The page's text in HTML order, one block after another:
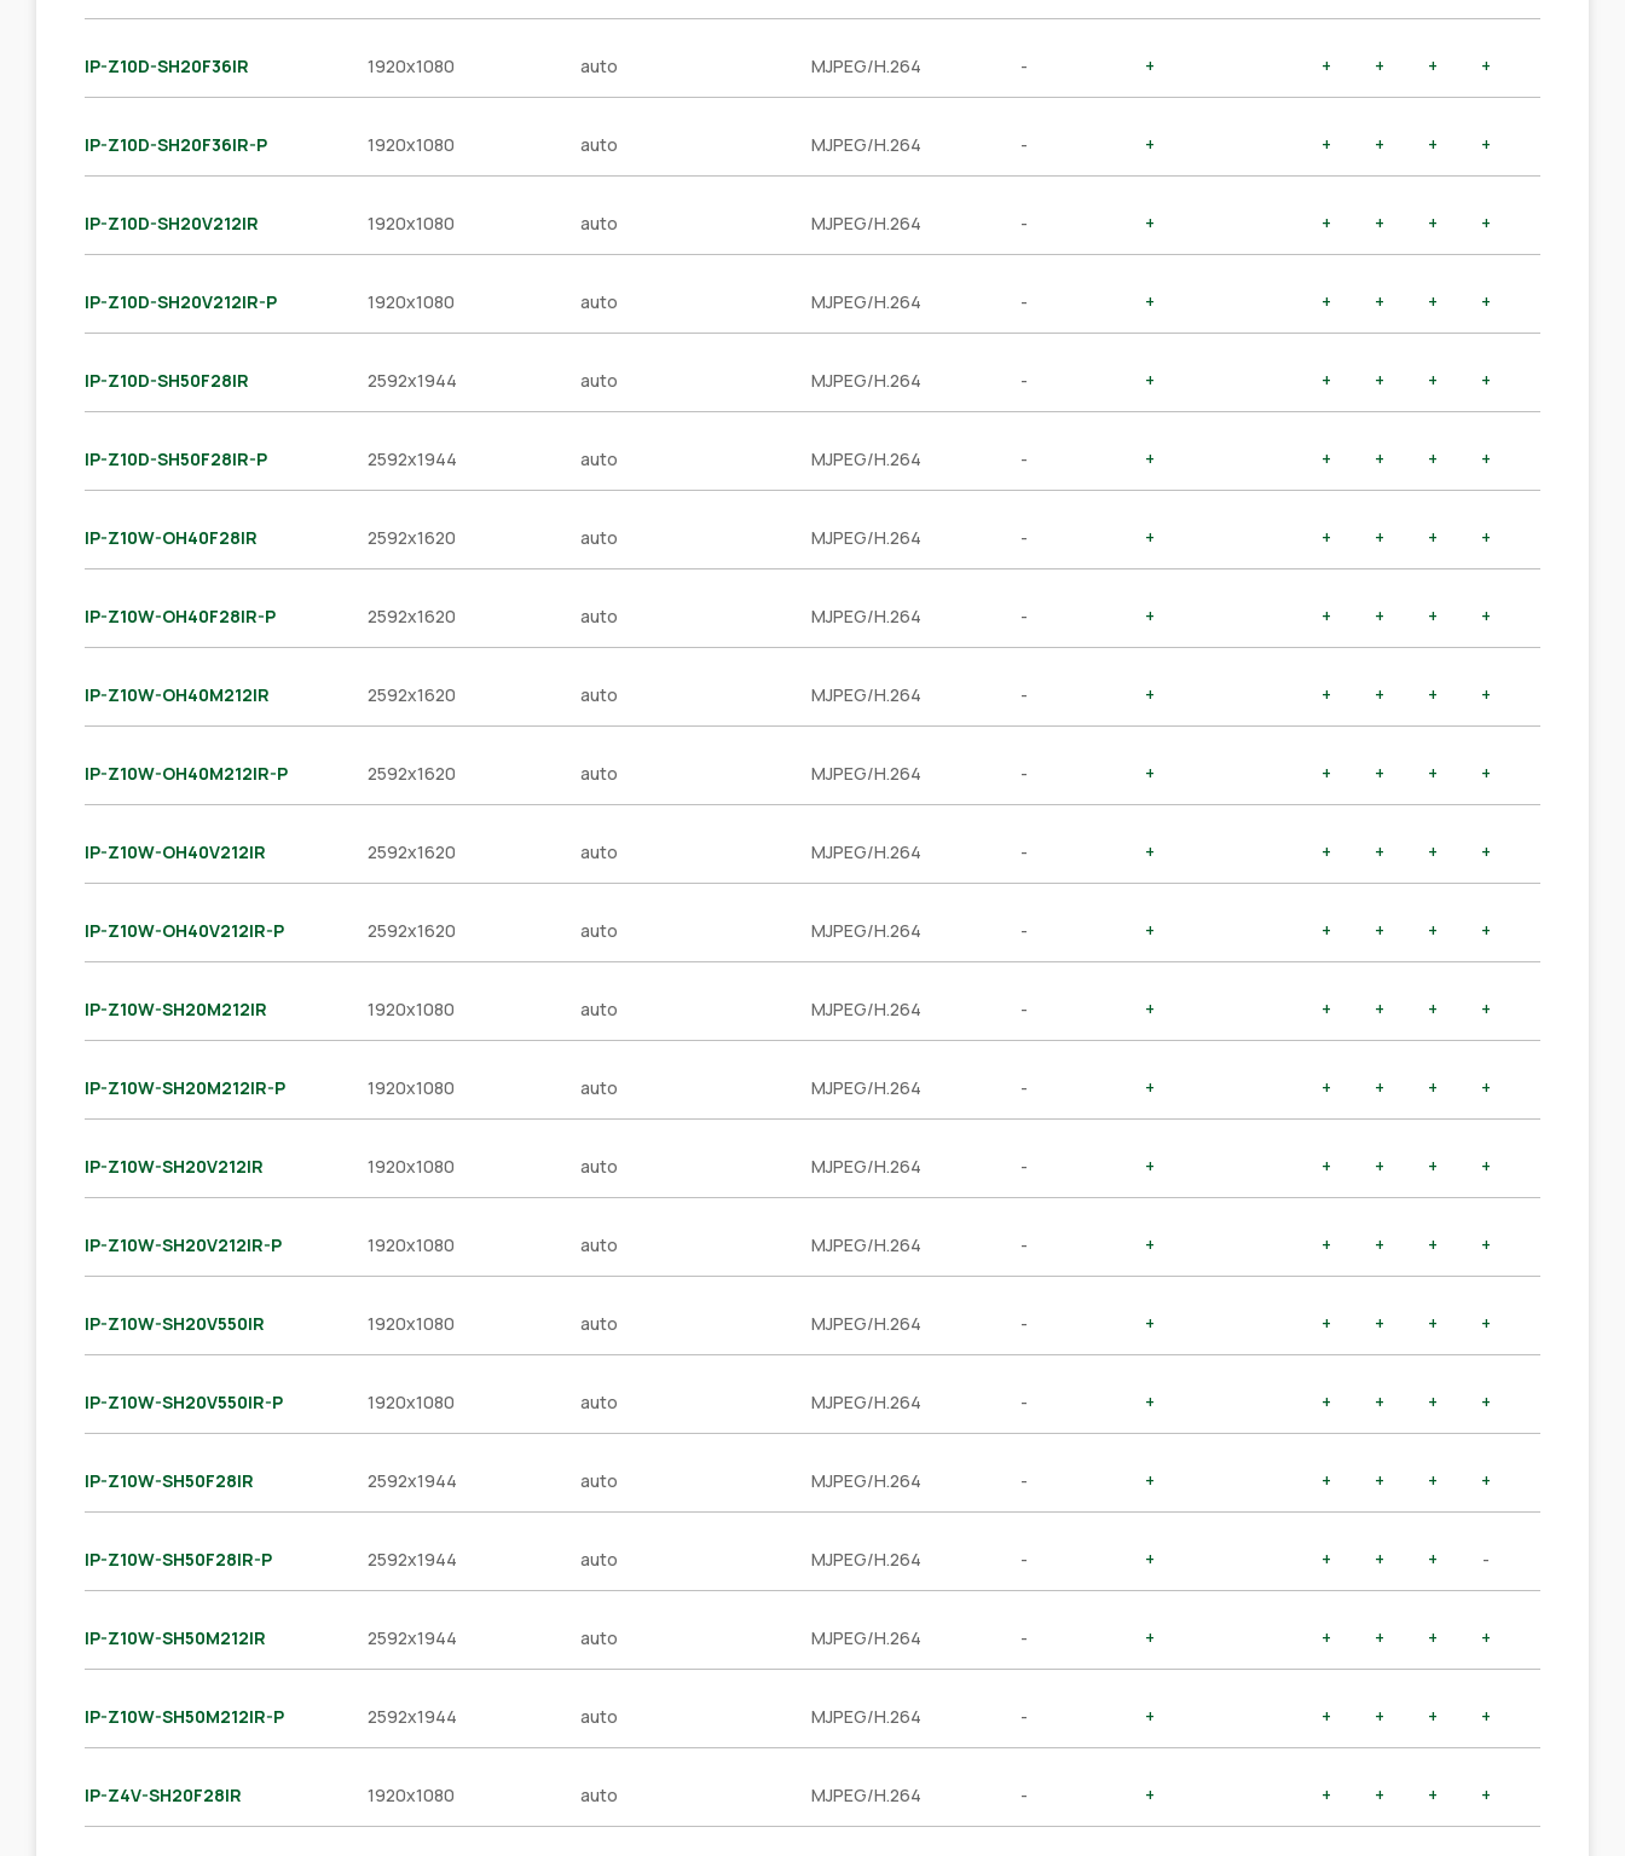
IP-Z10D-SH20F36IR 1920x1080 auto MJPEG/H.264 - + + + + +
IP-Z10D-SH20F36IR-P 1920x1080 auto MJPEG/H.264 - + + + + +
IP-Z10D-SH20V212IR 1920x1080 auto MJPEG/H.264 - + + + + +
IP-Z10D-SH20V212IR-P 1920x1080 auto MJPEG/H.264 - + + + + +
IP-Z10D-SH50F28IR 2592x1944 auto MJPEG/H.264 - + + + + +
IP-Z10D-SH50F28IR-P 2592x1944 auto MJPEG/H.264 - + + + + +
IP-Z10W-OH40F28IR 2592x1620 auto MJPEG/H.264 - + + + + +
IP-Z10W-OH40F28IR-P 2592x1620 auto MJPEG/H.264 - + + + + +
IP-Z10W-OH40M212IR 2592x1620 auto MJPEG/H.264 - + + + + +
IP-Z10W-OH40M212IR-P 2592x1620 auto MJPEG/H.264 - + + + + +
IP-Z10W-OH40V212IR 2592x1620 auto MJPEG/H.264 - + + + + +
IP-Z10W-OH40V212IR-P 2592x1620 auto MJPEG/H.264 - + + + + +
IP-Z10W-SH20M212IR 1920x1080 auto MJPEG/H.264 - + + + + +
IP-Z10W-SH20M212IR-P 1920x1080 auto MJPEG/H.264 - + + + + +
IP-Z10W-SH20V212IR 1920x1080 auto MJPEG/H.264 - + + + + +
IP-Z10W-SH20V212IR-P 1920x1080 auto MJPEG/H.264 - + + + + +
IP-Z10W-SH20V550IR 1920x1080 auto MJPEG/H.264 - + + + + +
IP-Z10W-SH20V550IR-P 1920x1080 auto MJPEG/H.264 - + + + + +
IP-Z10W-SH50F28IR 2592x1944 auto MJPEG/H.264 - + + + + +
IP-Z10W-SH50F28IR-P 2592x1944 auto MJPEG/H.264 - + + + + -
IP-Z10W-SH50M212IR 2592x1944 auto MJPEG/H.264 - + + + + +
IP-Z10W-SH50M212IR-P 2592x1944 auto MJPEG/H.264 - + + + + +
IP-Z4V-SH20F28IR 1920x1080 auto MJPEG/H.264 - + + + + +